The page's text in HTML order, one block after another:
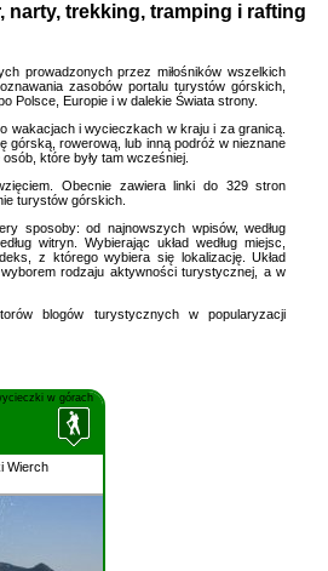
narty, trekking, tramping i rafting
prowadzonych przez miłośników wszelkich
zasobów portalu turystów górskich,
Polsce, Europie i w dalekie Świata strony.
wakacjach i wycieczkach w kraju i za granicą.
górską, rowerową, lub inną podróż w nieznane
które były tam wcześniej.
Obecnie zawiera linki do 329 stron
turystów górskich.
sposoby: od najnowszych wpisów, według
witryn. Wybierając układ według miejsc,
z którego wybiera się lokalizację. Układ
rodzaju aktywności turystycznej, a w
blogów turystycznych w popularyzacji
w górach
Wierch